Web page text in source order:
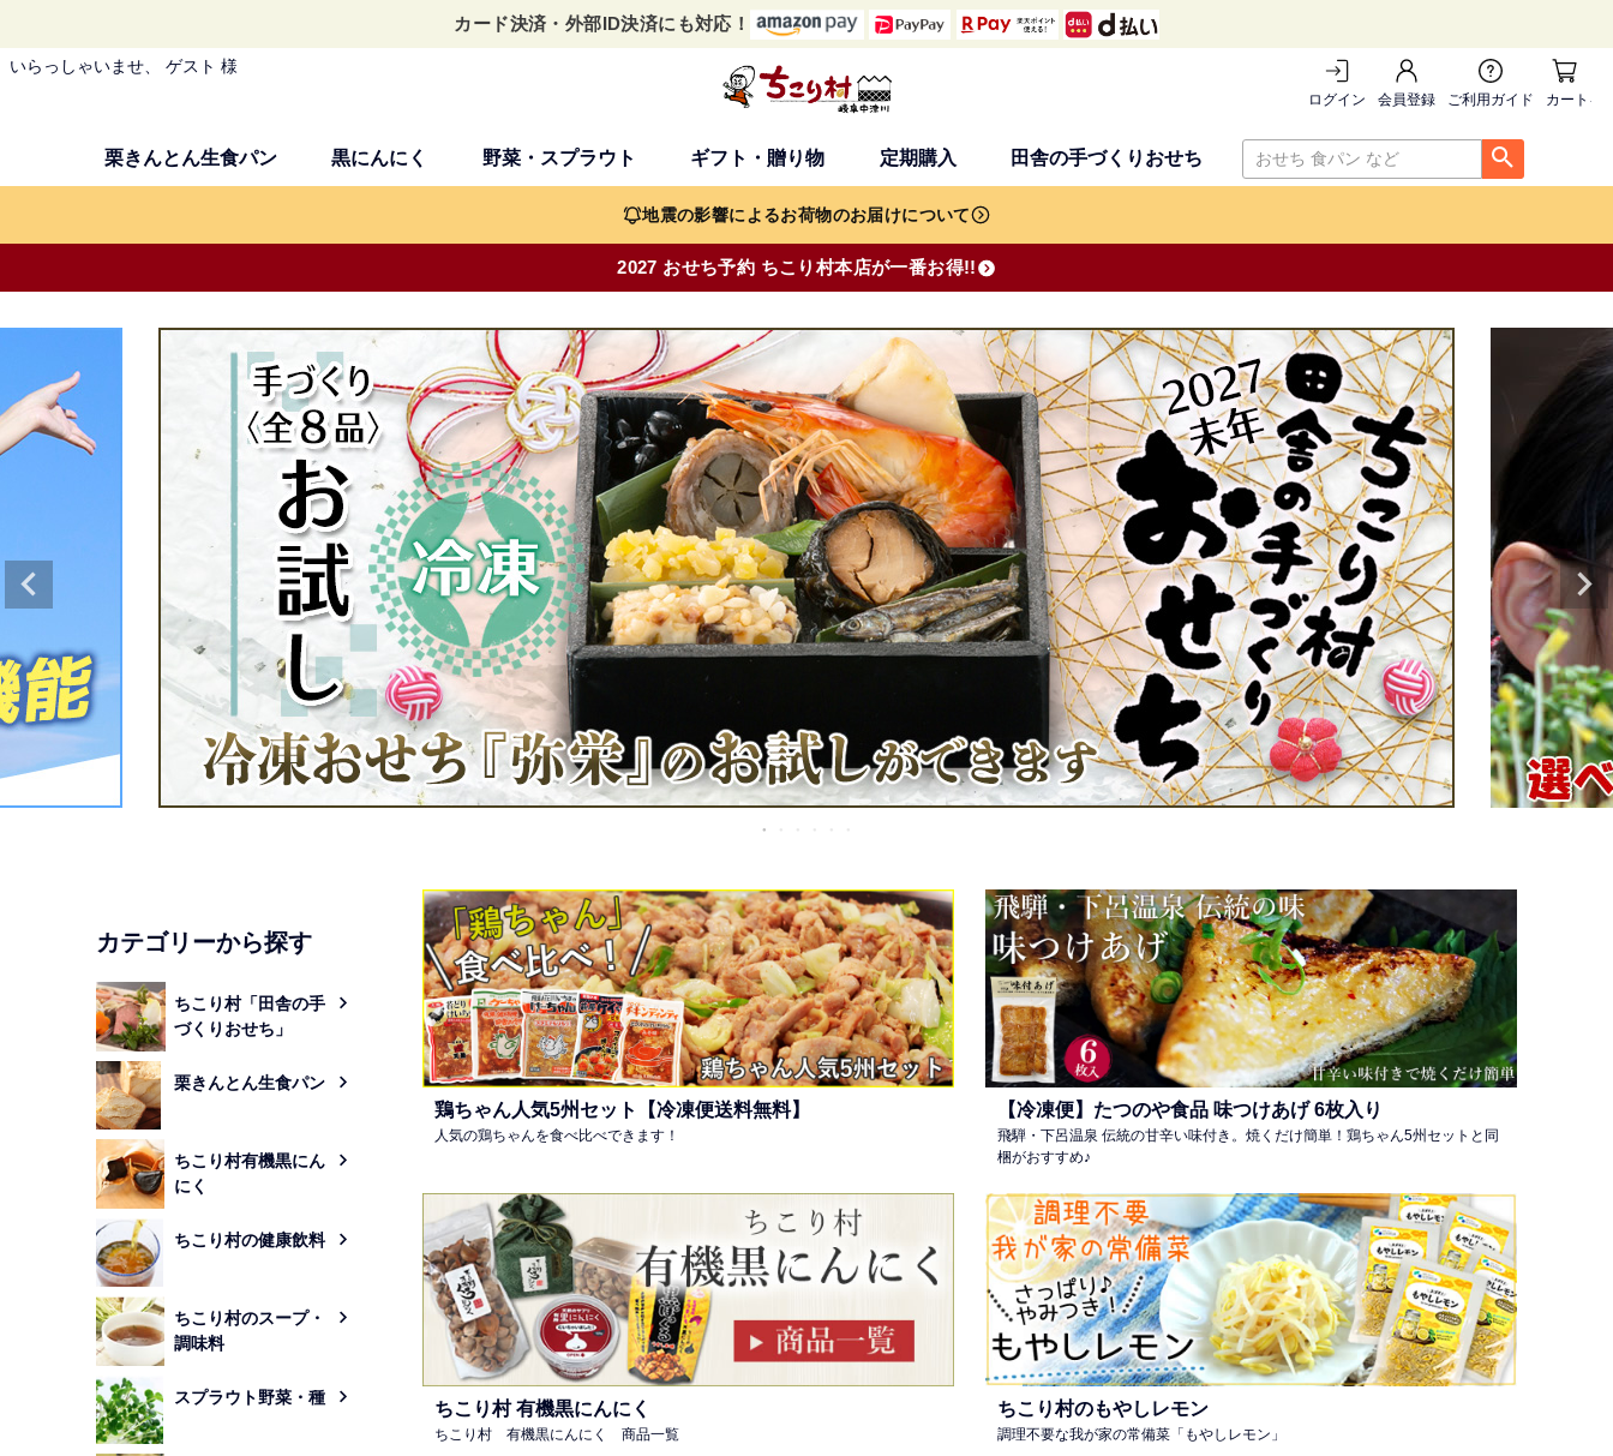
カード決済・外部ID決済にも対応！
いらっしゃいませ、 ゲスト 様
ログイン 会員登録 ご利用ガイド カートを
栗きんとん生食パン 黒にんにく 野菜・スプラウト ギフト・贈り物 定期購入 田舎の手づくりおせち
検索
地震の影響によるお荷物のお届けについて
2027 おせち予約 ちこり村本店が一番お得!!
カテゴリーから探す
ちこり村「田舎の手
づくりおせち」
栗きんとん生食パン
ちこり村有機黒にん
にく
ちこり村の健康飲料
ちこり村のスープ・
調味料
スプラウト野菜・種
鶏ちゃん人気5州セット【冷凍便送料無料】
人気の鶏ちゃんを食べ比べできます！
【冷凍便】たつのや食品 味つけあげ 6枚入り
飛騨・下呂温泉 伝統の甘辛い味付き。焼くだけ簡単！鶏ちゃん5州セットと同
梱がおすすめ♪
ちこり村 有機黒にんにく
ちこり村 有機黒にんにく 商品一覧
ちこり村のもやしレモン
調理不要な我が家の常備菜「もやしレモン」